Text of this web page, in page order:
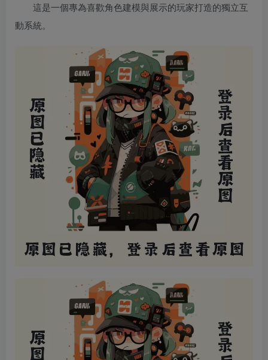
這是一個專為喜歡角色建模與展示的玩家打造的獨立互
動系統。